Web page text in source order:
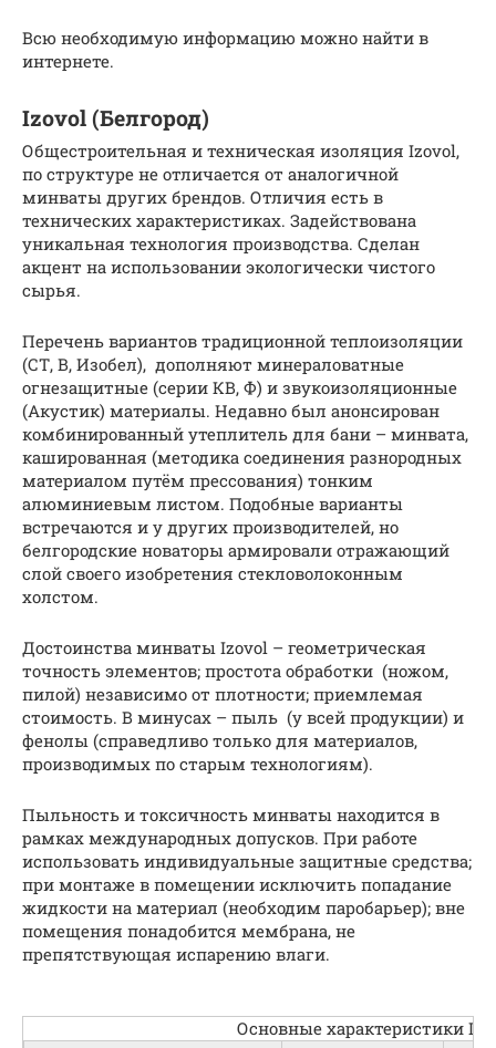
Всю необходимую информацию можно найти в
интернете.
Izovol (Белгород)
Общестроительная и техническая изоляция Izovol,
по структуре не отличается от аналогичной
минваты других брендов. Отличия есть в
технических характеристиках. Задействована
уникальная технология производства. Сделан
акцент на использовании экологически чистого
сырья.
Перечень вариантов традиционной теплоизоляции
(СТ, В, Изобел), дополняют минераловатные
огнезащитные (серии КВ, Ф) и звукоизоляционные
(Акустик) материалы. Недавно был анонсирован
комбинированный утеплитель для бани – минвата,
кашированная (методика соединения разнородных
материалом путём прессования) тонким
алюминиевым листом. Подобные варианты
встречаются и у других производителей, но
белгородские новаторы армировали отражающий
слой своего изобретения стекловолоконным
холстом.
Достоинства минваты Izovol – геометрическая
точность элементов; простота обработки (ножом,
пилой) независимо от плотности; приемлемая
стоимость. В минусах – пыль (у всей продукции) и
фенолы (справедливо только для материалов,
производимых по старым технологиям).
Пыльность и токсичность минваты находится в
рамках международных допусков. При работе
использовать индивидуальные защитные средства;
при монтаже в помещении исключить попадание
жидкости на материал (необходим паробарьер); вне
помещения понадобится мембрана, не
препятствующая испарению влаги.
Основные характеристики